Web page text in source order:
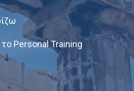
Personal Training